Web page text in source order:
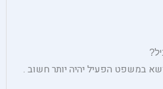
במשפט הפעיל יהיה יותר חשוב .